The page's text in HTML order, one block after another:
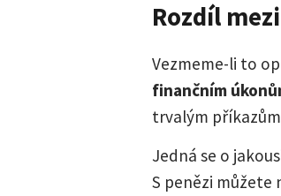
Rozdíl
Vezmeme-li to
finančním
trvalým
Jedná se o
S penězi